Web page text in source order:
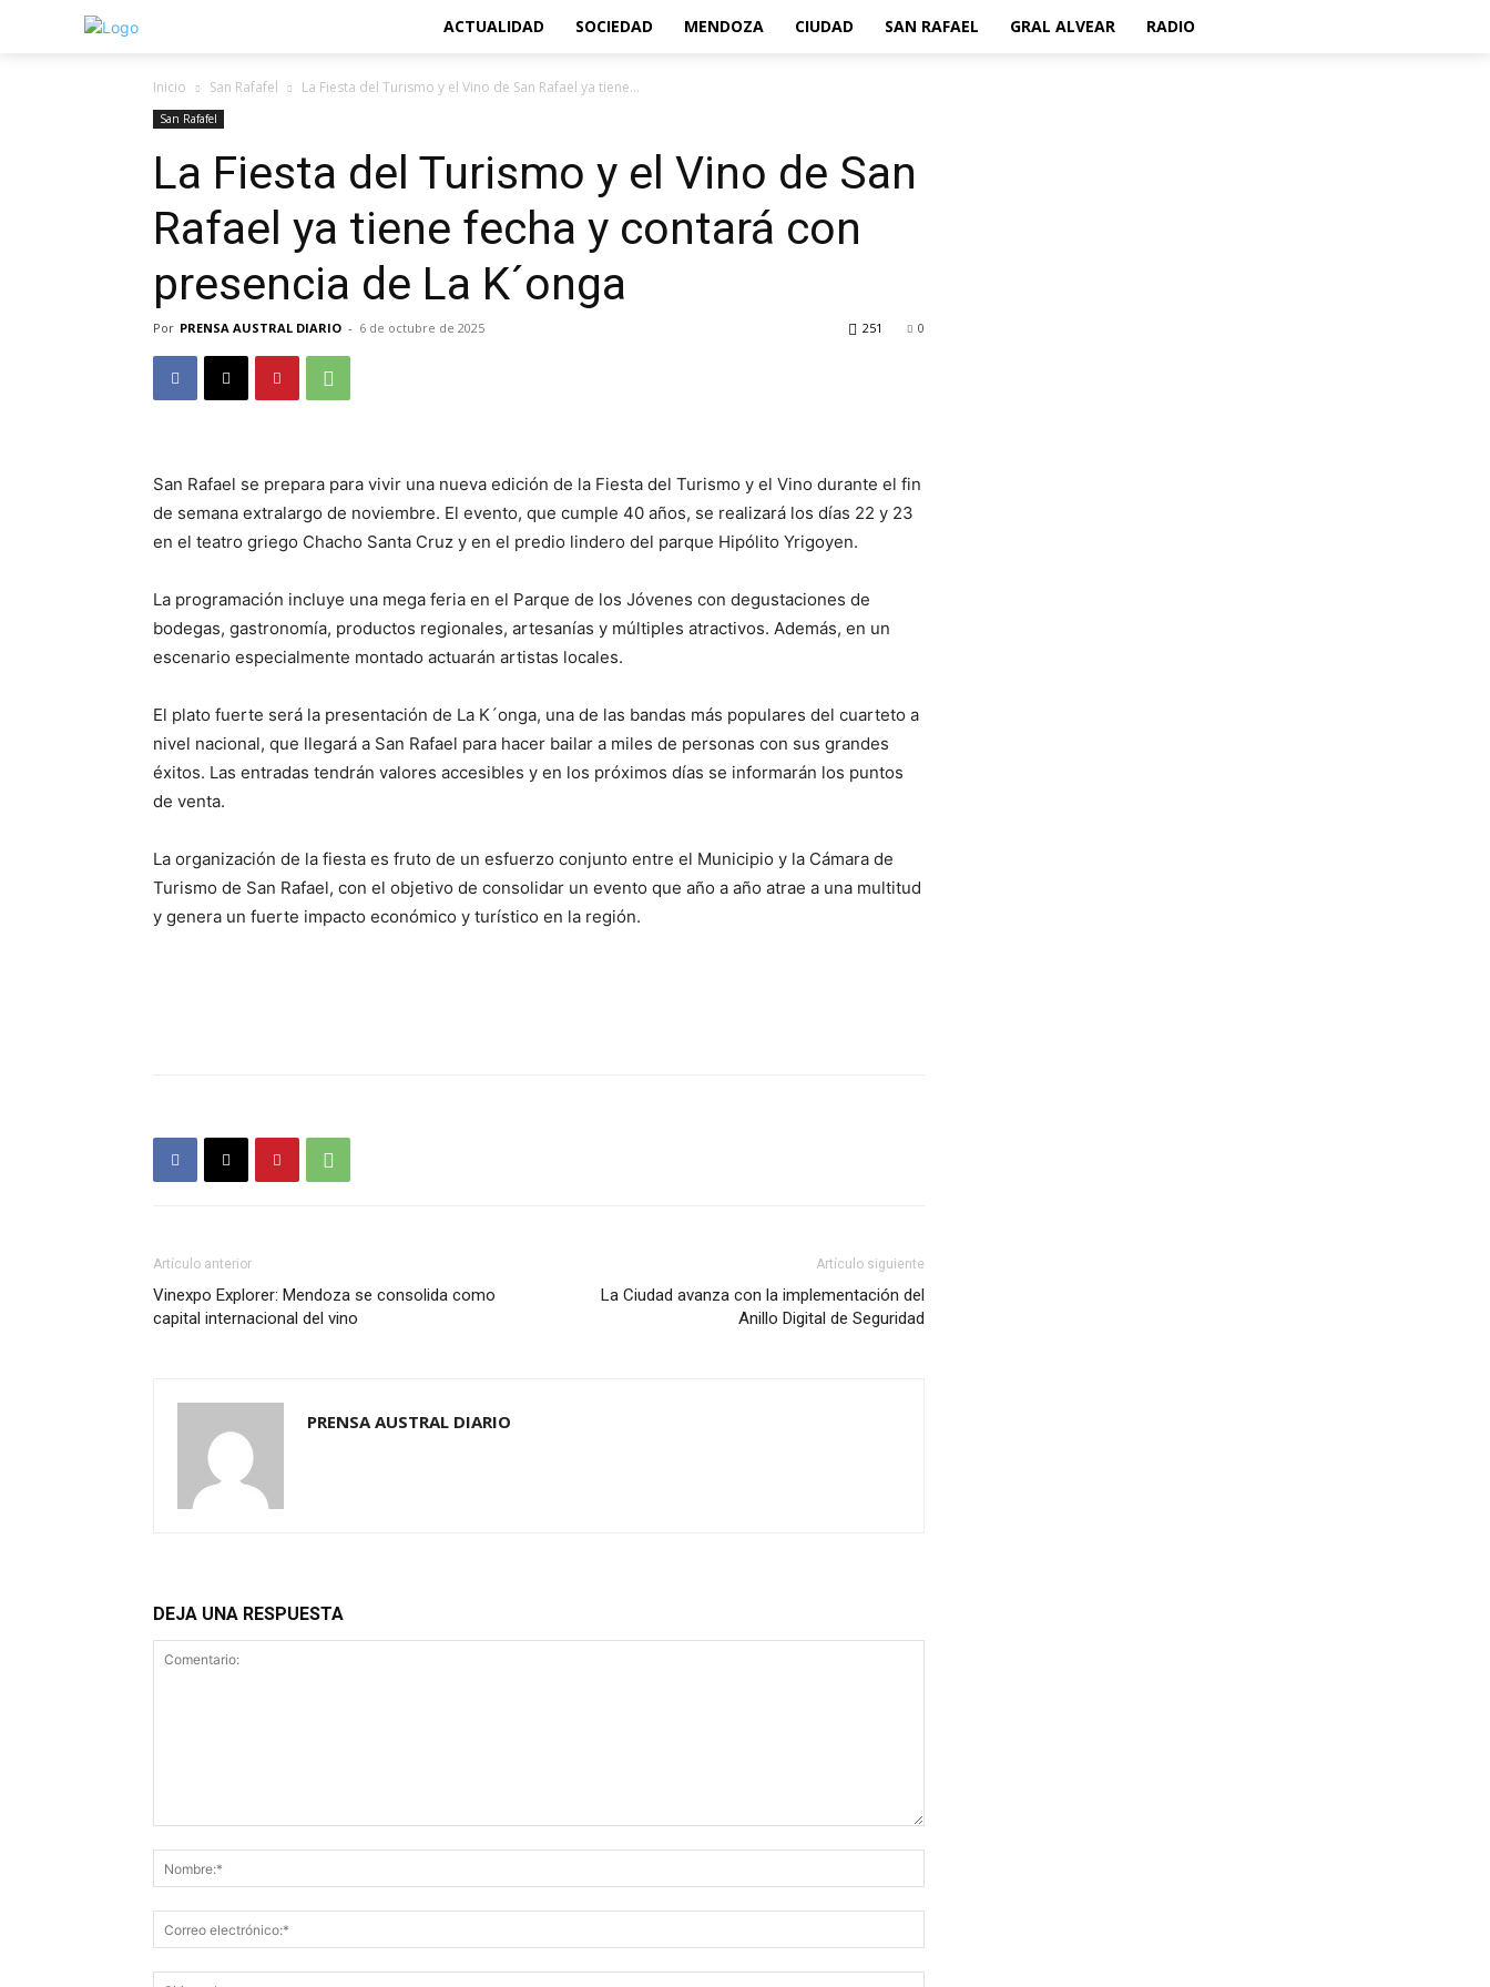
ACTUALIDAD SOCIEDAD MENDOZA CIUDAD SAN RAFAEL GRAL ALVEAR RADIO
Inicio San Rafafel La Fiesta del Turismo y el Vino de San Rafael ya tiene...
San Rafafel
La Fiesta del Turismo y el Vino de San
Rafael ya tiene fecha y contará con
presencia de La K´onga
Por PRENSA AUSTRAL DIARIO - 6 de octubre de 2025 0
251
San Rafael se prepara para vivir una nueva edición de la Fiesta del Turismo y el Vino durante el fin
de semana extralargo de noviembre. El evento, que cumple 40 años, se realizará los días 22 y 23
en el teatro griego Chacho Santa Cruz y en el predio lindero del parque Hipólito Yrigoyen.
La programación incluye una mega feria en el Parque de los Jóvenes con degustaciones de
bodegas, gastronomía, productos regionales, artesanías y múltiples atractivos. Además, en un
escenario especialmente montado actuarán artistas locales.
El plato fuerte será la presentación de La K´onga, una de las bandas más populares del cuarteto a
nivel nacional, que llegará a San Rafael para hacer bailar a miles de personas con sus grandes
éxitos. Las entradas tendrán valores accesibles y en los próximos días se informarán los puntos
de venta.
La organización de la fiesta es fruto de un esfuerzo conjunto entre el Municipio y la Cámara de
Turismo de San Rafael, con el objetivo de consolidar un evento que año a año atrae a una multitud
y genera un fuerte impacto económico y turístico en la región.
Artículo anterior
Vinexpo Explorer: Mendoza se consolida como
capital internacional del vino
Artículo siguiente
La Ciudad avanza con la implementación del
Anillo Digital de Seguridad
PRENSA AUSTRAL DIARIO
DEJA UNA RESPUESTA